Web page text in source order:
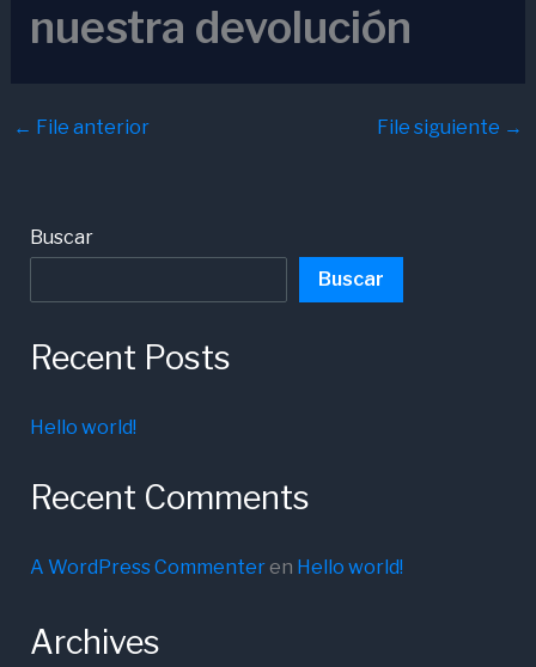
nuestra devolución
← File anterior File siguiente →
Buscar
Buscar
Recent Posts
Hello world!
Recent Comments
A WordPress Commenteren Hello world!
Archives